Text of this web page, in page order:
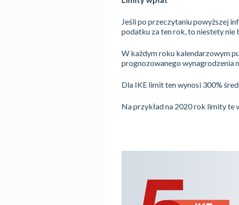
Jeśli po przeczytaniu powyższej
podatku za ten rok, to niestety nie
W każdym roku kalendarzowym
prognozowanego wynagrodzenia
Dla IKE limit ten wynosi 300%
Na przykład na 2020 rok limity te